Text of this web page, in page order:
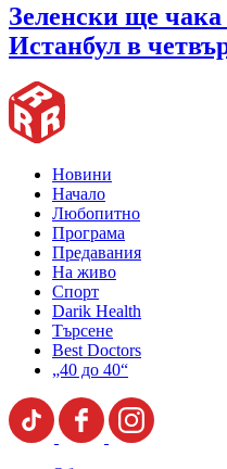
Зеленски ще
Истанбул в
Новини
Начало
Любопитно
Програма
Предавания
На живо
Спорт
Darik Health
Търсене
Best Doctors
„40 до 40“